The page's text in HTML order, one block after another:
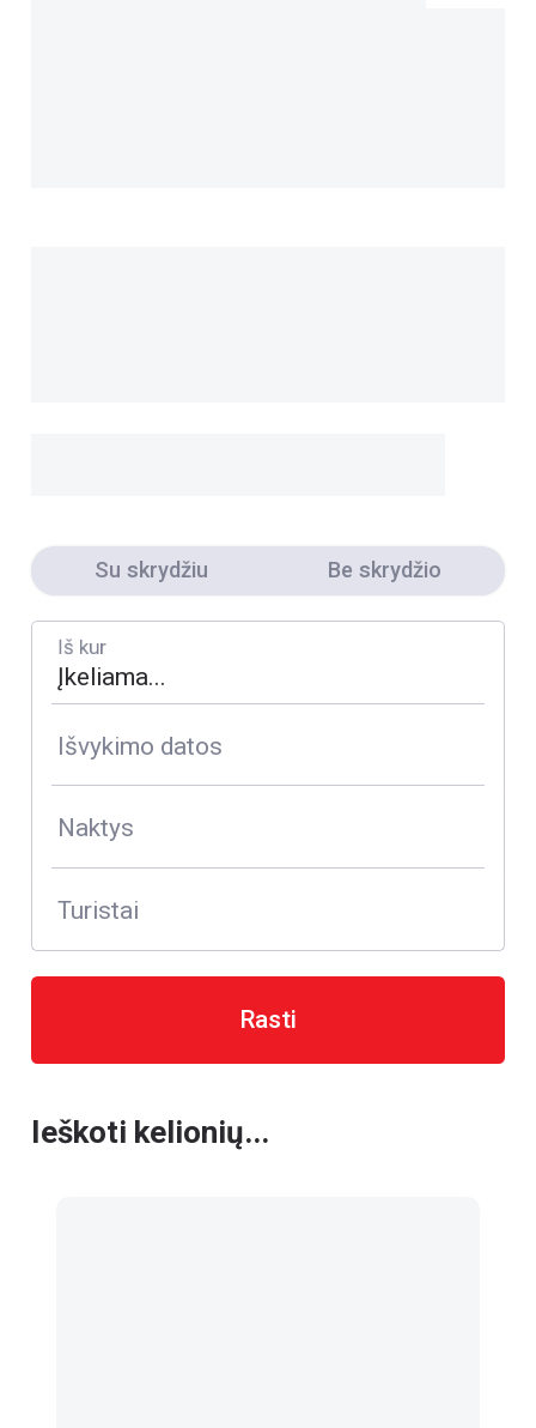
Su skrydžiu Be skrydžio
Iš kur
Išvykimo datos
Naktys
Turistai
Rasti
Ieškoti kelionių...